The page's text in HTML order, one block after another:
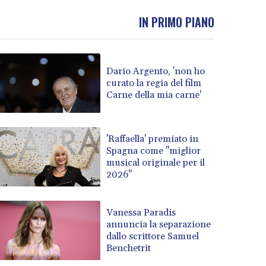
IN PRIMO PIANO
Dario Argento, 'non ho
curato la regia del film
Carne della mia carne'
'Raffaella' premiato in
Spagna come "miglior
musical originale per il
2026"
Vanessa Paradis
annuncia la separazione
dallo scrittore Samuel
Benchetrit